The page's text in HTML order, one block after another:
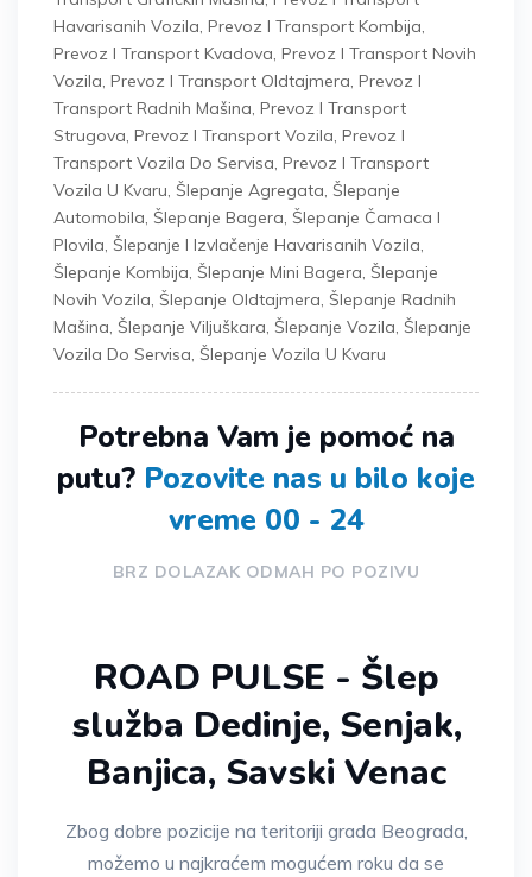
Havarisanih Vozila, Prevoz I Transport Kombija,
Prevoz I Transport Kvadova, Prevoz I Transport Novih
Vozila, Prevoz I Transport Oldtajmera, Prevoz I
Transport Radnih Mašina, Prevoz I Transport
Strugova, Prevoz I Transport Vozila, Prevoz I
Transport Vozila Do Servisa, Prevoz I Transport
Vozila U Kvaru, Šlepanje Agregata, Šlepanje
Automobila, Šlepanje Bagera, Šlepanje Čamaca I
Plovila, Šlepanje I Izvlačenje Havarisanih Vozila,
Šlepanje Kombija, Šlepanje Mini Bagera, Šlepanje
Novih Vozila, Šlepanje Oldtajmera, Šlepanje Radnih
Mašina, Šlepanje Viljuškara, Šlepanje Vozila, Šlepanje
Vozila Do Servisa, Šlepanje Vozila U Kvaru
Potrebna Vam je pomoć na
putu? Pozovite nas u bilo koje
vreme 00 - 24
BRZ DOLAZAK ODMAH PO POZIVU
ROAD PULSE - Šlep
služba Dedinje, Senjak,
Banjica, Savski Venac
Zbog dobre pozicije na teritoriji grada Beograda,
možemo u najkraćem mogućem roku da se